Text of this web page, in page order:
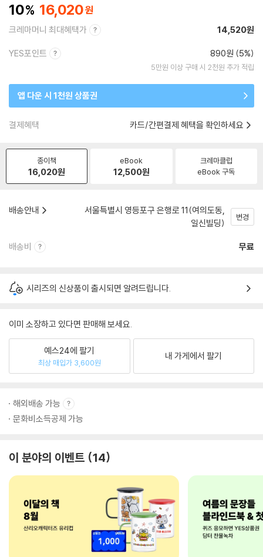
10 16,020
크레마머니 최대혜택가 14,520원
YES포인트 890원 (5%)
5만원 이상 구매 시 2천원 추가 적립
앱 다운 시 1천원 상품권
결제혜택 카드/간편결제 혜택을 확인하세요
종이책
16,020원
eBook
12,500원
크레마클럽
eBook 구독
배송안내
서울특별시 영등포구 은행로 11(여의도동,
일신빌딩)
변경
배송비 무료
시리즈의 신상품이 출시되면 알려드립니다.
이미 소장하고 있다면 판매해 보세요.
예스24에 팔기
최상 매입가 3,600원
내 가게에서 팔기
해외배송 가능
문화비소득공제 가능
이 분야의 이벤트 14